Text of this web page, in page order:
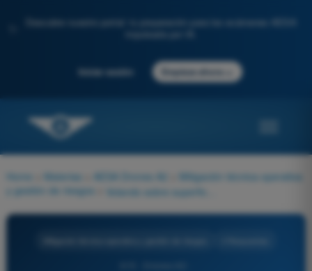
Descubre nuestro portal: tu preparación para los exámenes AESA
Iniciar sesión Empieza ahora
Home Materias AESA Drones A2
Mitigación técnica-operativa
y gestión de riesgos